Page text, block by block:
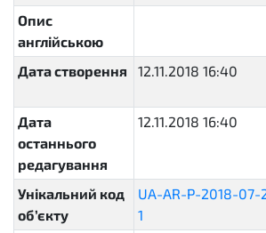
Опис
англійською
Дата створення
12.11.2018 16:40
Дата
останнього
редагування
12.11.2018 16:40
Унікальний код
об’єкту
UA-AR-P-2018-
1